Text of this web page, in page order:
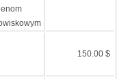
150.00 $